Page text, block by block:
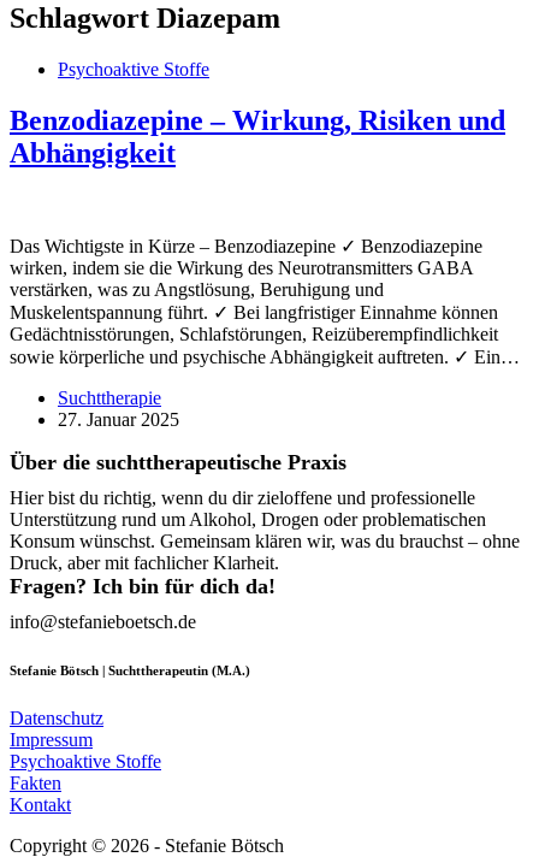
Schlagwort Diazepam
Psychoaktive Stoffe
Benzodiazepine – Wirkung, Risiken und
Abhängigkeit
Das Wichtigste in Kürze – Benzodiazepine ✓ Benzodiazepine
wirken, indem sie die Wirkung des Neurotransmitters GABA
verstärken, was zu Angstlösung, Beruhigung und
Muskelentspannung führt. ✓ Bei langfristiger Einnahme können
Gedächtnisstörungen, Schlafstörungen, Reizüberempfindlichkeit
sowie körperliche und psychische Abhängigkeit auftreten. ✓ Ein…
Suchttherapie
27. Januar 2025
Über die suchttherapeutische Praxis
Hier bist du richtig, wenn du dir zieloffene und professionelle
Unterstützung rund um Alkohol, Drogen oder problematischen
Konsum wünschst. Gemeinsam klären wir, was du brauchst – ohne
Druck, aber mit fachlicher Klarheit.
Fragen? Ich bin für dich da!
info@stefanieboetsch.de
Stefanie Bötsch | Suchttherapeutin (M.A.)
Datenschutz
Impressum
Psychoaktive Stoffe
Fakten
Kontakt
Copyright © 2026 - Stefanie Bötsch